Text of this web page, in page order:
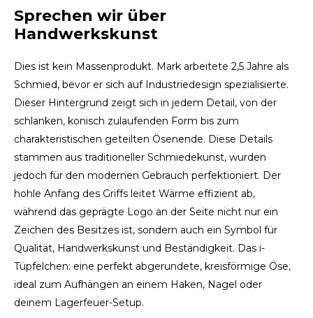
PLN
ZAR
SEK
TWD
UYU
Sprechen wir über
Handwerkskunst
Dies ist kein Massenprodukt. Mark arbeitete 2,5 Jahre als
Schmied, bevor er sich auf Industriedesign spezialisierte.
Dieser Hintergrund zeigt sich in jedem Detail, von der
schlanken, konisch zulaufenden Form bis zum
charakteristischen geteilten Ösenende. Diese Details
stammen aus traditioneller Schmiedekunst, wurden
jedoch für den modernen Gebrauch perfektioniert. Der
hohle Anfang des Griffs leitet Wärme effizient ab,
während das geprägte Logo an der Seite nicht nur ein
Zeichen des Besitzes ist, sondern auch ein Symbol für
Qualität, Handwerkskunst und Beständigkeit. Das i-
Tüpfelchen: eine perfekt abgerundete, kreisförmige Öse,
ideal zum Aufhängen an einem Haken, Nagel oder
deinem Lagerfeuer-Setup.